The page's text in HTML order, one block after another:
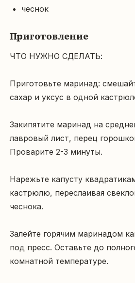
чеснок
Приготовление
ЧТО НУЖНО СДЕЛАТЬ:
Приготовьте маринад:
сахар и уксус в одной
Закипятите маринад на
лавровый лист, перец
Проварите 2-3 минуты.
Нарежьте капусту
кастрюлю, переслаивая
чеснока.
Залейте горячим маринадом
под пресс. Оставьте до
комнатной температуре.